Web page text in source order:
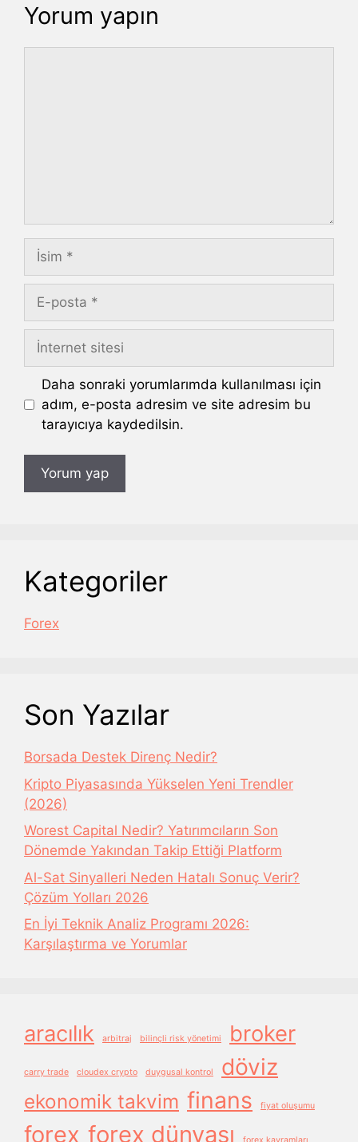
Yorum yapın
İsim
posta
İnternet
sitesi
Daha sonraki yorumlarımda kullanılması için
adım, e-posta adresim ve site adresim bu
tarayıcıya kaydedilsin.
Kategoriler
Forex
Son Yazılar
Borsada Destek Direnç Nedir?
Kripto Piyasasında Yükselen Yeni Trendler
(2026)
Worest Capital Nedir? Yatırımcıların Son
Dönemde Yakından Takip Ettiği Platform
Al-Sat Sinyalleri Neden Hatalı Sonuç Verir?
Çözüm Yolları 2026
En İyi Teknik Analiz Programı 2026:
Karşılaştırma ve Yorumlar
aracılık arbitraj bilinçli risk yönetimi broker
carry trade cloudex crypto duygusal kontrol döviz
ekonomik takvim finans fiyat oluşumu
forex forex dünyası